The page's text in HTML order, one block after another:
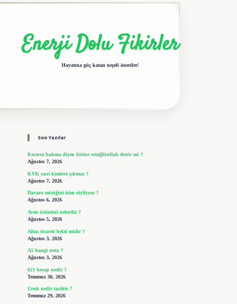
Enerji Dolu Fikirler
Hayatına güç katan neşeli öneriler!
Son Yazılar
Kusura bakma diyen birine estağfirullah denir mi ?
Ağustos 7, 2026
KYK yurt kimlere çıkmaz ?
Ağustos 7, 2026
Davaro müziğini kim söylüyor ?
Ağustos 6, 2026
Aven ürünleri nelerdir ?
Ağustos 5, 2026
Altın ticareti helal midir ?
Ağustos 3, 2026
A5 hangi nota ?
Ağustos 3, 2026
621 hesap nedir ?
Temmuz 30, 2026
Uruk nedir tarihte ?
Temmuz 29, 2026